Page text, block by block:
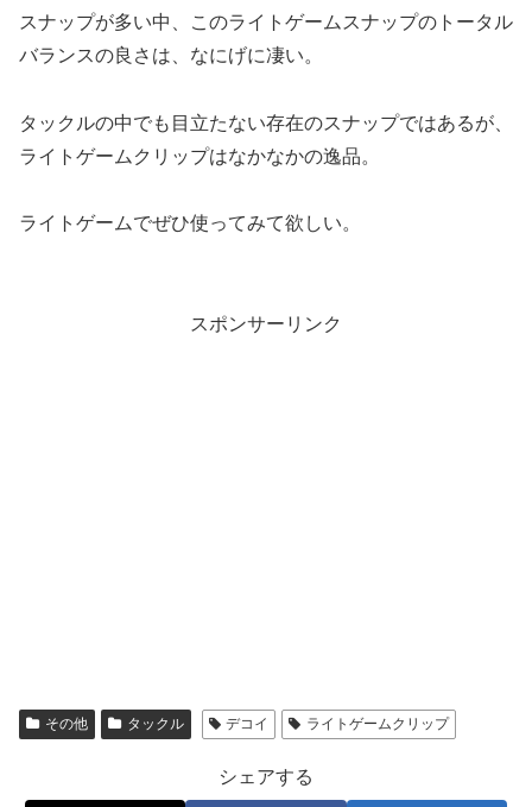
スナップが多い中、このライトゲームスナップのトータル
バランスの良さは、なにげに凄い。
タックルの中でも目立たない存在のスナップではあるが、
ライトゲームクリップはなかなかの逸品。
ライトゲームでぜひ使ってみて欲しい。
スポンサーリンク
その他 タックル デコイ ライトゲームクリップ
シェアする